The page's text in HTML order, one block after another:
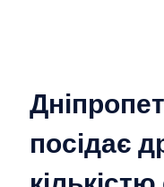
посідає